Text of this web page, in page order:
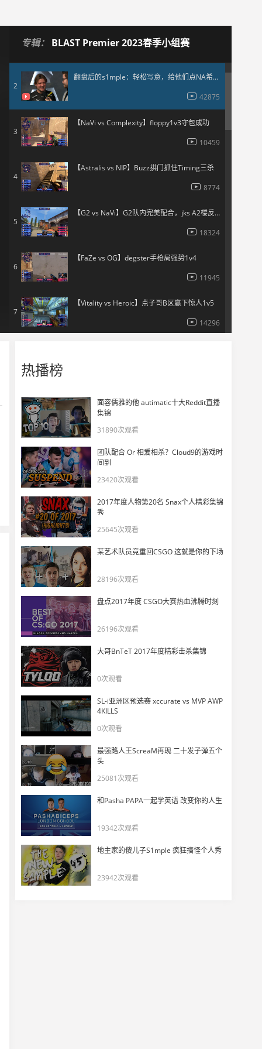
专辑： BLAST Premier 2023春季小组赛
2
翻盘后的s1mple：轻松写意，给他们点NA希望罢了
42875
3
【NaVi vs Complexity】floppy1v3守包成功
10459
4
【Astralis vs NIP】Buzz拱门抓住Timing三杀
8774
5
【G2 vs NaVi】G2队内完美配合，jks A2楼反刷四杀
18324
6
【FaZe vs OG】degster手枪局强势1v4
11945
7
【Vitality vs Heroic】点子哥B区赢下惊人1v5
14296
【NaVi vs NIP】Perfecto联手npl B区轻松五杀
10539
【OG vs Liquid】degsterB包点五杀ACE！
13118
【EG vs Heroic】stavn三楼顺利拿下1v3残局
9786
【G2 vs NaVi】s1mpleA包点轻松拿下1v2残局
【G2 vs NaVi】NiKo手枪局P250瞬间三杀
【G2 vs NaVi】NiKo开幕雷击，usp4杀
【FaZe vs OG】Twistzz中路精准爆头四杀
【Heroic vs Astralis】Tec-9四杀，熟悉的dev1ce回来了！
【Heroic vs Astralis】dev1ce墓地三杀
【Heroic vs Astralis】cadiaN狙击枪五杀ACE
热播榜
面容儒雅的他 autimatic十大Reddit直播
集锦
31890次观看
团队配合 Or 相爱相杀？Cloud9的游戏时
间到
23420次观看
2017年度人物第20名 Snax个人精彩集锦
秀
25645次观看
某艺术队员竟重回CSGO 这就是你的下场
28196次观看
盘点2017年度 CSGO大赛热血沸腾时刻
26196次观看
大哥BnTeT 2017年度精彩击杀集锦
0次观看
SL-i亚洲区预选赛 xccurate vs MVP AWP
4KILLS
0次观看
最强路人王ScreaM再现 二十发子弹五个
头
25081次观看
和Pasha PAPA一起学英语 改变你的人生
19342次观看
地主家的傻儿子S1mple 疯狂搞怪个人秀
23942次观看